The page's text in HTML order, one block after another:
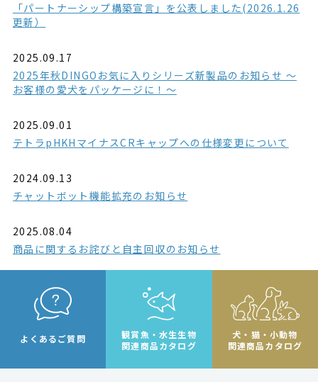
「パートナーシップ構築宣言」を公表しました(2026.1.26
更新）
2025.09.17
2025年秋DINGOお気に入りシリーズ新製品のお知らせ ～
お客様の愛犬をパッケージに！～
2025.09.01
テトラpHKHマイナスCRキャップへの仕様変更について
2024.09.13
チャットボット機能拡充のお知らせ
2025.08.04
商品に関するお詫びと自主回収のお知らせ
よくあるご質問
観賞魚・水生生物
関連商品カタログ
犬・猫・小動物
関連商品カタログ